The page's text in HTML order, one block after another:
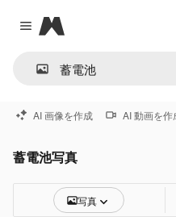
Close menu
Magnific
AI 画像を作成 AI 動画を作
蓄電池写真
写真